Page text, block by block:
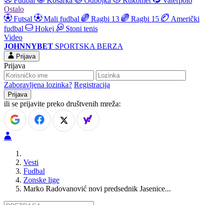
Ostalo
Futsal
Mali fudbal Ragbi 13 Ragbi 15
Američki
fudbal
Hokej
Stoni tenis
Video
JOHNNYBET SPORTSKA BERZA
Prijava
Prijava
Zaboravljena lozinka? Registracija
ili se prijavite preko društvenih mreža:
Vesti
Fudbal
Zonske lige
Marko Radovanović novi predsednik Jasenice...